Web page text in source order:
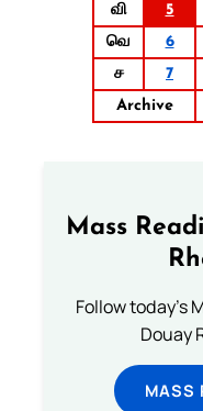
வி
5
வெ
6
ச
7
Archive
Mass
Follow today's
Douay
MASS